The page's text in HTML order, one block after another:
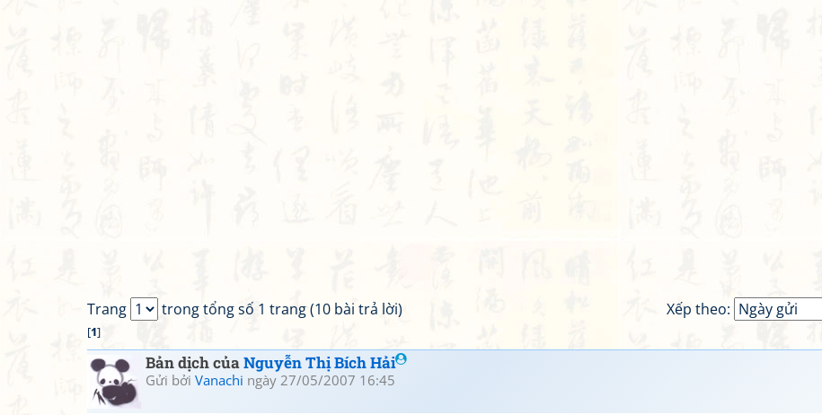
Xếp theo:
Trang trong tổng số 1 trang (10 bài trả lời)
[1]
Bản dịch củaNguyễn Thị Bích Hải
Gửi bởi Vanachi ngày 27/05/2007 16:45